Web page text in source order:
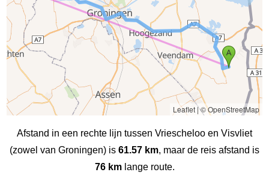
Leaflet|© OpenStreetMap
Afstand in een rechte lijn tussen Vriescheloo en Visvliet
(zowel van Groningen) is 61.57 km, maar de reis afstand is
76 kmlange route.